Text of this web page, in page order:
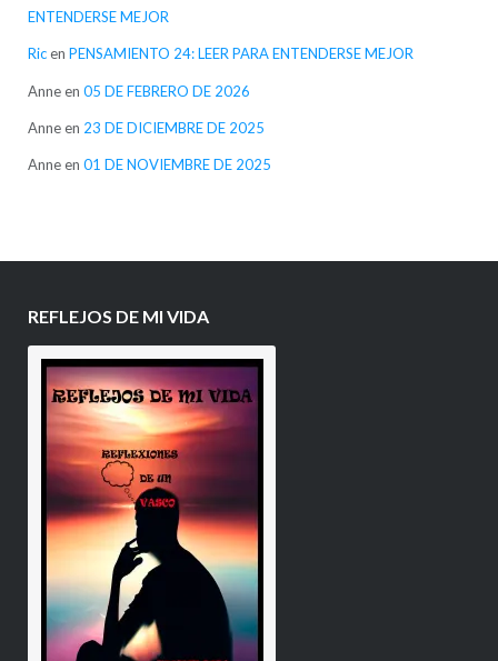
ENTENDERSE MEJOR
Ricen PENSAMIENTO 24: LEER PARA ENTENDERSE MEJOR
Anneen 05 DE FEBRERO DE 2026
Anneen 23 DE DICIEMBRE DE 2025
Anneen 01 DE NOVIEMBRE DE 2025
REFLEJOS DE MI VIDA